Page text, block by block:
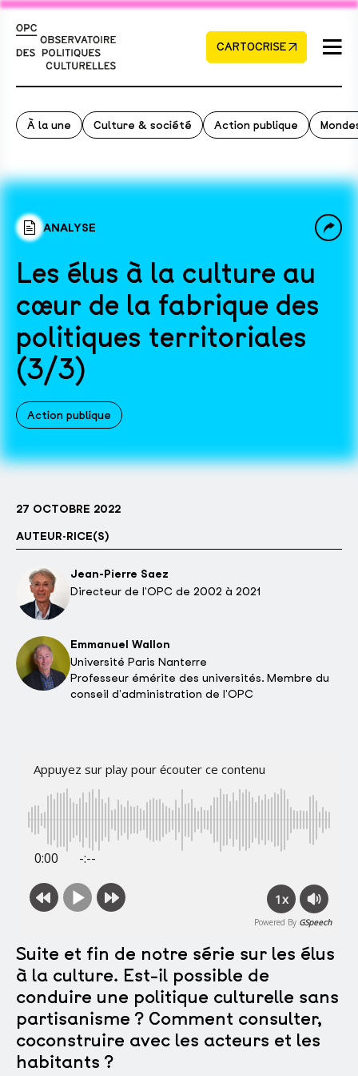
CARTOCRISE
À la une Culture & société Action publique
ANALYSE
Les élus à la culture au
cœur de la fabrique des
politiques territoriales
(3/3)
Action publique
27 OCTOBRE 2022
AUTEUR·RICE(S)
Jean-Pierre Saez
Directeur de l'OPC de 2002 à 2021
Emmanuel Wallon
Université Paris Nanterre
Professeur émérite des universités. Membre du
conseil d'administration de l'OPC
Appuyez sur play pour écouter ce contenu
0:00 -:--
1x
Powered By GSpeech
Suite et fin de notre série sur les élus
à la culture. Est-il possible de
conduire une politique culturelle sans
partisanisme ? Comment consulter,
coconstruire avec les acteurs et les
habitants ?